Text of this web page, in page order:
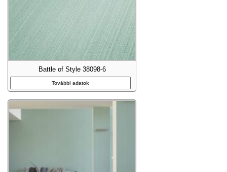
Battle of Style 38098-6
További adatok